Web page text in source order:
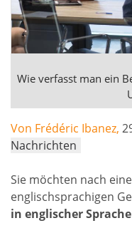
Wie verfasst man ein
Von Frédéric Ibanez,
Nachrichten
Sie möchten nach
englischsprachigen
in englischer